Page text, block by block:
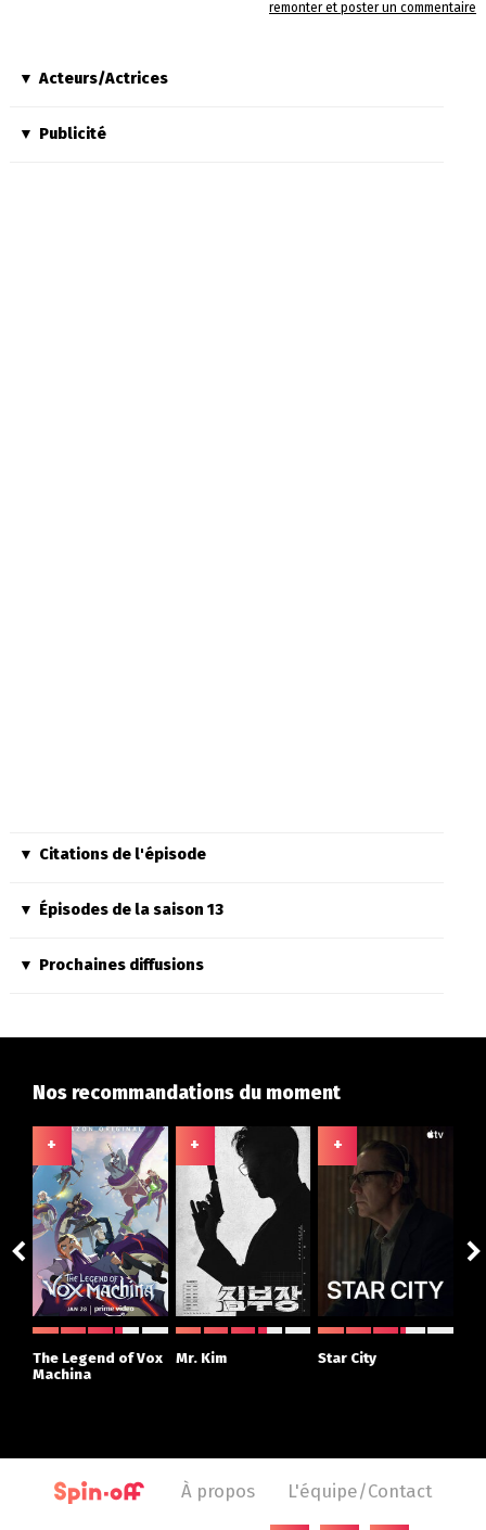
remonter et poster un commentaire
Acteurs/Actrices
Publicité
Citations de l'épisode
Épisodes de la saison 13
Prochaines diffusions
Nos recommandations du moment
+
The Legend of Vox
Machina
+
Mr. Kim
+
Star City
À propos L'équipe/Contact